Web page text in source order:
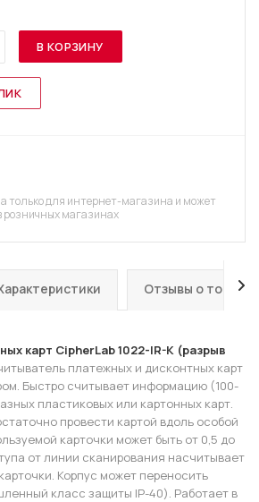
В КОРЗИНУ
только для интернет-магазина и может
розничных магазинах
Отзывы о товаре
карт CipherLab 1022-IR-K (разрыв
платежных и дисконтных карт
Быстро считывает информацию (100-
пластиковых или картонных карт.
провести картой вдоль особой
карточки может быть от 0,5 до
от линии сканирования насчитывает
Корпус может переносить
класс защиты IP-40). Работает в